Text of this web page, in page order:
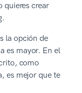
quieres crear
la opción de
es mayor. En el
como
es mejor que te